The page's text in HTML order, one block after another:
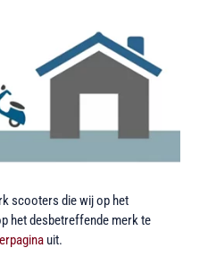
scooters die wij op het
het desbetreffende merk te
uit.